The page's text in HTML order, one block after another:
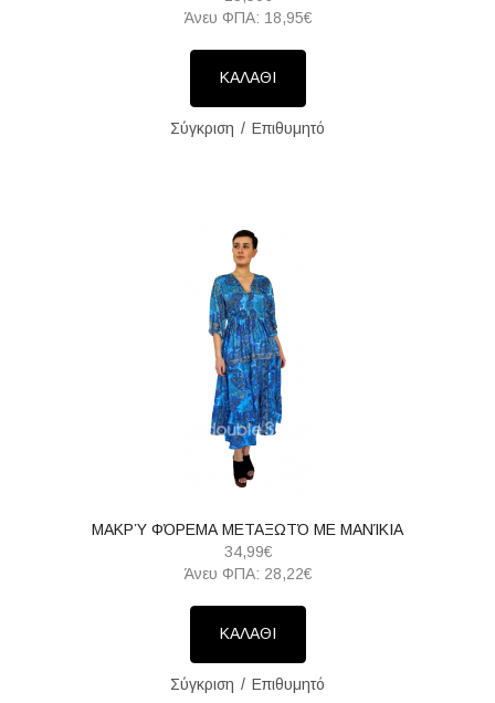
Άνευ ΦΠΑ: 18,95€
ΚΑΛΑΘΙ
Σύγκριση Επιθυμητό
ΜΑΚΡΎ ΦΌΡΕΜΑ ΜΕΤΑΞΩΤΌ ΜΕ ΜΑΝΊΚΙΑ
34,99€
Άνευ ΦΠΑ: 28,22€
ΚΑΛΑΘΙ
Σύγκριση Επιθυμητό